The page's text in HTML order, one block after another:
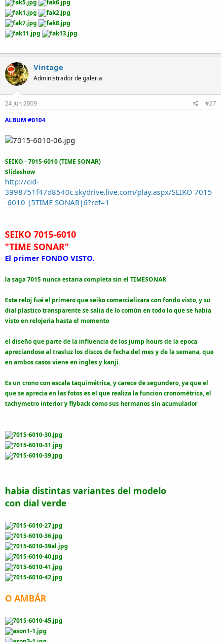
Vintage
Administrador de galeria
24 Jun 2009
#27
ALBUM #0104
SEIKO - 7015-6010 (TIME SONAR)
Slideshow
http://cid-
3998751f47d8540c.skydrive.live.com/play.aspx/SEIKO 7015
-6010 |5TIME SONAR|6?ref=1
SEIKO 7015-6010
"TIME SONAR"
El primer FONDO VISTO.
la saga 7015 nunca estaria completa sin el TIMESONAR
Este reloj fué el primero que seiko comercializara con fondo visto, y su
dial plastico transparente se salia de lo común en todo lo que se habia
visto en relojeria hasta el momento
el diseño que parte de la influencia de los jump hours de la epoca
apreciandose al trasluz los discos de fecha del mes y de la semana, que
en ambos casos viene en ingles y kanji.
Es un crono con escala taquimétrica, y carece de segundero, ya que el
que se aprecia en las fotos es el que realiza la funcion cronométrica, el
tachymetro interior y flyback como sus hermanos sin acumulador
habia distintas variantes del modelo
con dial verde
O AMBÁR